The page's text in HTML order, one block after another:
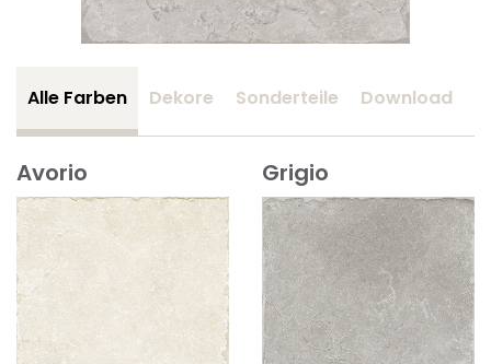
Alle Farben Dekore Sonderteile Download
Avorio Grigio